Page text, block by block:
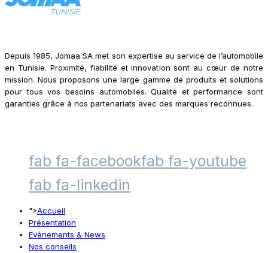
Depuis 1985, Jomaa SA met son expertise au service de l’automobile
en Tunisie. Proximité, fiabilité et innovation sont au cœur de notre
mission. Nous proposons une large gamme de produits et solutions
pour tous vos besoins automobiles. Qualité et performance sont
garanties grâce à nos partenariats avec des marques reconnues.
fab fa-facebookfab fa-youtube
fab fa-linkedin
">Accueil
Présentation
Evénements & News
Nos conseils